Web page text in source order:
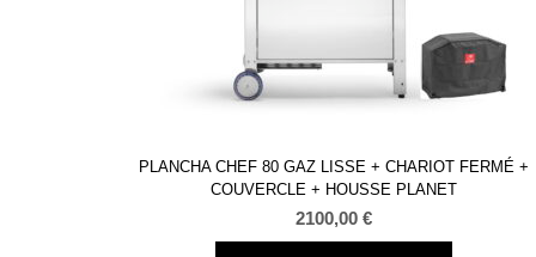
PLANCHA CHEF 80 GAZ LISSE + CHARIOT FERMÉ +
COUVERCLE + HOUSSE PLANET
2100,00€